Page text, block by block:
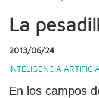
La
2013/06/24
INTELIGENCIA
En los campos